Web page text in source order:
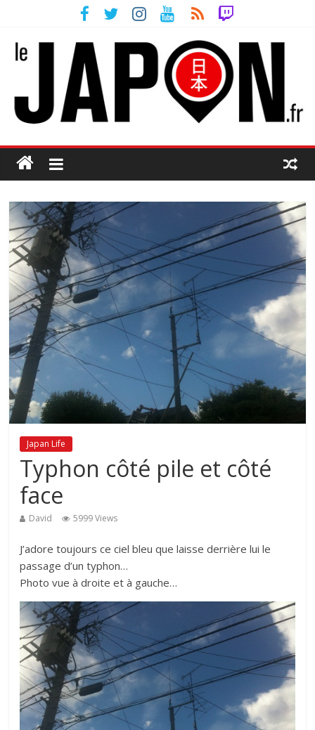
Japan Life
Typhon côté pile et côté
face
David 5999 Views
J’adore toujours ce ciel bleu que laisse derrière lui le
passage d’un typhon…
Photo vue à droite et à gauche…